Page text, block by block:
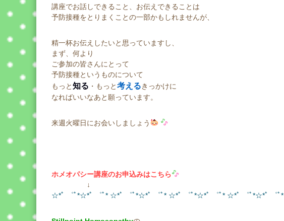
講座でお話しできること、お伝えできることは
予防接種をとりまくことの一部かもしれませんが、
精一杯お伝えしたいと思っていますし、
まず、何より
ご参加の皆さんにとって
予防接種というものについて
もっと知る ・もっと考えるきっかけに
なればいいなあと願っています。
来週火曜日にお会いしましょう
ホメオパシー講座のお申込みはこちら
↓
☆*ﾟ ゜ﾟ*☆*ﾟ ゜ﾟ* ☆*ﾟ ゜ﾟ*☆*ﾟ ゜ﾟ* ☆*ﾟ ゜ﾟ*☆*ﾟ ゜ﾟ* ☆*ﾟ ゜ﾟ*☆*ﾟ ゜ﾟ*